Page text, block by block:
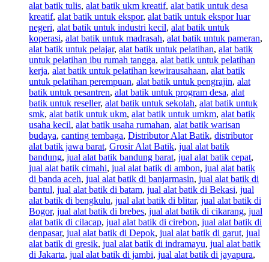
alat batik tulis, alat batik ukm kreatif, alat batik untuk desa
kreatif, alat batik untuk ekspor, alat batik untuk ekspor luar
negeri, alat batik untuk industri kecil, alat batik untuk
koperasi, alat batik untuk madrasah, alat batik untuk pameran,
alat batik untuk pelajar, alat batik untuk pelatihan, alat batik
untuk pelatihan ibu rumah tangga, alat batik untuk pelatihan
kerja, alat batik untuk pelatihan kewirausahaan, alat batik
untuk pelatihan perempuan, alat batik untuk pengrajin, alat
batik untuk pesantren, alat batik untuk program desa, alat
batik untuk reseller, alat batik untuk sekolah, alat batik untuk
smk, alat batik untuk ukm, alat batik untuk umkm, alat batik
usaha kecil, alat batik usaha rumahan, alat batik warisan
budaya, canting tembaga, Distributor Alat Batik, distributor
alat batik jawa barat, Grosir Alat Batik, jual alat batik
bandung, jual alat batik bandung barat, jual alat batik cepat,
jual alat batik cimahi, jual alat batik di ambon, jual alat batik
di banda aceh, jual alat batik di banjarmasin, jual alat batik di
bantul, jual alat batik di batam, jual alat batik di Bekasi, jual
alat batik di bengkulu, jual alat batik di blitar, jual alat batik di
Bogor, jual alat batik di brebes, jual alat batik di cikarang, jual
alat batik di cilacap, jual alat batik di cirebon, jual alat batik di
denpasar, jual alat batik di Depok, jual alat batik di garut, jual
alat batik di gresik, jual alat batik di indramayu, jual alat batik
di Jakarta, jual alat batik di jambi, jual alat batik di jayapura,